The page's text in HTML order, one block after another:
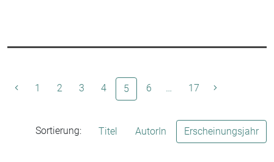
1 2 3 4 5 (aktuelle Seite)
6 … 17
Sortierung: Titel AutorIn Erscheinungsjahr